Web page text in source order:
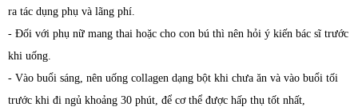
ra tác dụng phụ và lãng phí.
- Đối với phụ nữ mang thai hoặc cho con bú thì nên hỏi ý kiến bác sĩ trước
khi uống.
- Vào buổi sáng, nên uống collagen dạng bột khi chưa ăn và vào buổi tối
trước khi đi ngủ khoảng 30 phút, để cơ thể được hấp thụ tốt nhất,